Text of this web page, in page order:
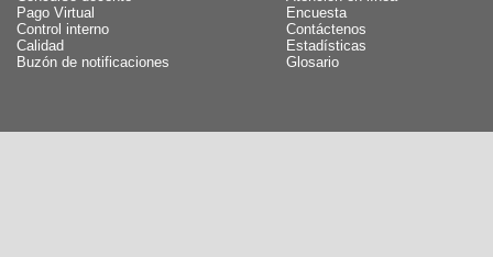
Pago Virtual
Control interno
Calidad
Buzón de notificaciones
Encuesta
Contáctenos
Estadísticas
Glosario